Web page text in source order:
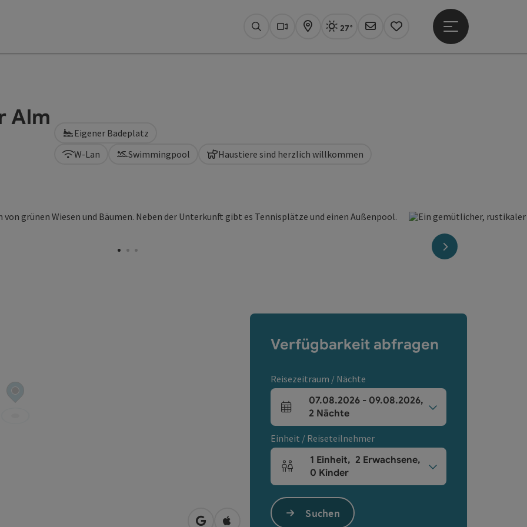
SuchenWebcams
KarteAktuelles Wetter Linz, sonnig
27°
Newsletter
Merkzettel
Hauptmenü öffnen
Alm
nächstes Element
W-Lan Swimmingpool Haustiere sind herzlich willkommen
Eigener Badeplatz
Verfügbarkeit abfragen
Reisezeitraum / Nächte
An- und Abreisefelder
07.08.2026- 09.08.2026,
2 Nächte
Einheit / Reiseteilnehmer
Einheitenanzahl und Personenfelder
1 Einheit, 2 Erwachsene,
0 Kinder
Suchen